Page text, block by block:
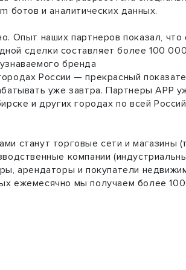
ботов и аналитических данных.
Опыт наших партнеров показал,
сделки составляет более 100
бренда
России — прекрасный
уже завтра. Партнеры АРР
и других городах по всей
станут торговые сети и магазины
компании
арендаторы и покупатели
ежемесячно мы получаем более